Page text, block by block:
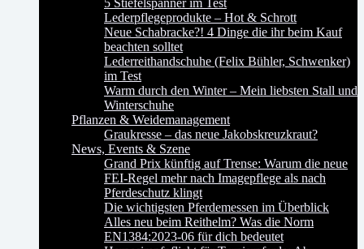
5 Stiefelspanner im Test
Lederpflegeprodukte – Hot & Schrott
Neue Schabracke?! 4 Dinge die ihr beim Kauf
beachten solltet
Lederreithandschuhe (Felix Bühler, Schwenker)
im Test
Warm durch den Winter – Mein liebsten Stall und
Winterschuhe
Pflanzen & Weidemanagement
Graukresse – das neue Jakobskreuzkraut?
News, Events & Szene
Grand Prix künftig auf Trense: Warum die neue
FEI-Regel mehr nach Imagepflege als nach
Pferdeschutz klingt
Die wichtigsten Pferdemessen im Überblick
Alles neu beim Reithelm? Was die Norm
EN1384:2023-06 für dich bedeutet